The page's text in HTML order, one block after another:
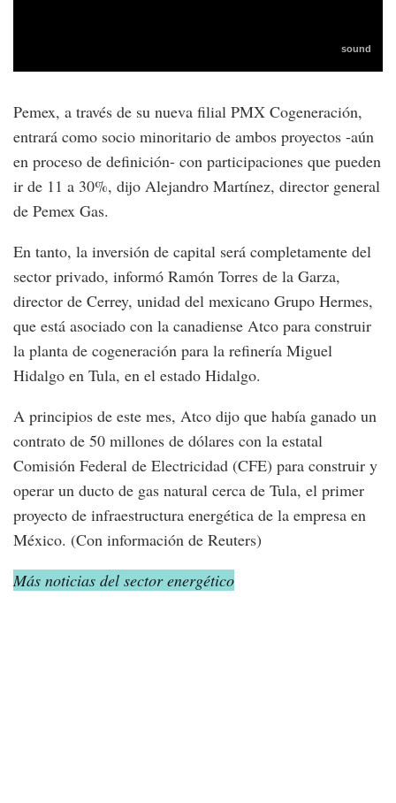
Pemex, a través de su nueva filial PMX Cogeneración,
entrará como socio minoritario de ambos proyectos -aún
en proceso de definición- con participaciones que pueden
ir de 11 a 30%, dijo Alejandro Martínez, director general
de Pemex Gas.
En tanto, la inversión de capital será completamente del
sector privado, informó Ramón Torres de la Garza,
director de Cerrey, unidad del mexicano Grupo Hermes,
que está asociado con la canadiense Atco para construir
la planta de cogeneración para la refinería Miguel
Hidalgo en Tula, en el estado Hidalgo.
A principios de este mes, Atco dijo que había ganado un
contrato de 50 millones de dólares con la estatal
Comisión Federal de Electricidad (CFE) para construir y
operar un ducto de gas natural cerca de Tula, el primer
proyecto de infraestructura energética de la empresa en
México. (Con información de Reuters)
Más noticias del sector energético